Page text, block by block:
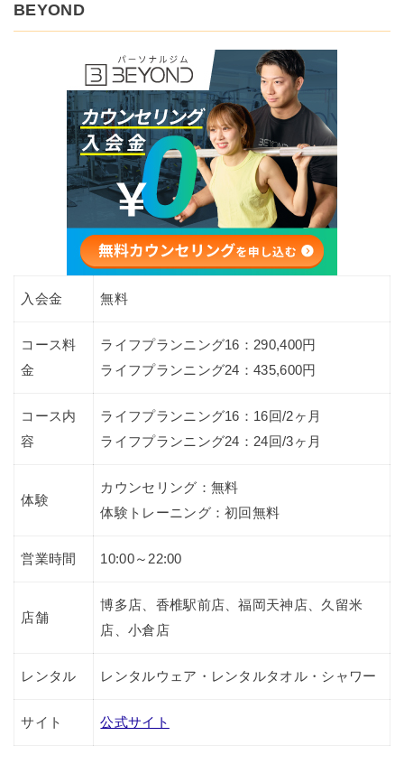
BEYOND
入会金 無料
コース料
金
ライフプランニング16：290,400円
ライフプランニング24：435,600円
コース内
容
ライフプランニング16：16回/2ヶ月
ライフプランニング24：24回/3ヶ月
体験
カウンセリング：無料
体験トレーニング：初回無料
営業時間 10:00～22:00
店舗
博多店、香椎駅前店、福岡天神店、久留米
店、小倉店
レンタル レンタルウェア・レンタルタオル・シャワー
サイト 公式サイト